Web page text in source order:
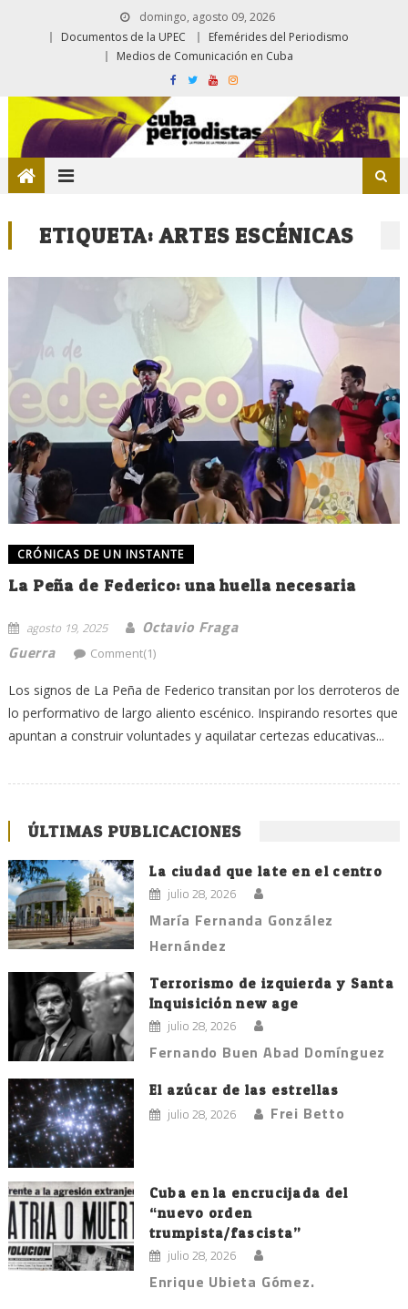
domingo, agosto 09, 2026
Documentos de la UPEC
Efemérides del Periodismo
Medios de Comunicación en Cuba
ETIQUETA:ARTES ESCÉNICAS
CRÓNICAS DE UN INSTANTE
La Peña de Federico: una huella necesaria
agosto 19, 2025
Octavio Fraga
Guerra
Comment(1)
Los signos de La Peña de Federico transitan por los derroteros de
lo performativo de largo aliento escénico. Inspirando resortes que
apuntan a construir voluntades y aquilatar certezas educativas...
ÚLTIMAS PUBLICACIONES
La ciudad que late en el centro
julio 28, 2026
María Fernanda González
Hernández
Terrorismo de izquierda y Santa
Inquisición new age
julio 28, 2026
Fernando Buen Abad Domínguez
El azúcar de las estrellas
julio 28, 2026 Frei Betto
Cuba en la encrucijada del
“nuevo orden
trumpista/fascista”
julio 28, 2026
Enrique Ubieta Gómez.